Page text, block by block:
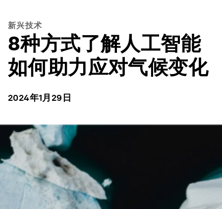
新兴技术
8种方式了解人工智能
如何助力应对气候变化
2024年1月29日